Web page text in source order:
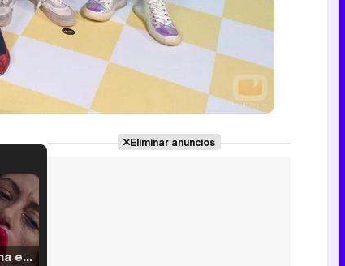
Filmin estrena el tráiler de 'Millennial Mal', su nueva comedia universitaria de la mano de Lorena Iglesias
Eliminar anuncios